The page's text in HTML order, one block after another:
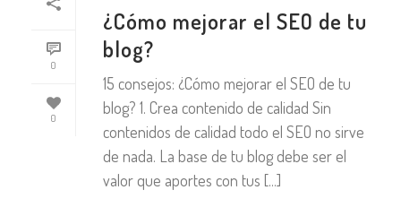
0
0
¿Cómo mejorar el SEO de tu
blog?
15 consejos: ¿Cómo mejorar el SEO de tu
blog? 1. Crea contenido de calidad Sin
contenidos de calidad todo el SEO no sirve
de nada. La base de tu blog debe ser el
valor que aportes con tus [...]